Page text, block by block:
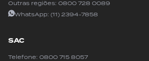
Outras regiões: 0800 728 0089
WhatsApp: (11) 2394-7858
SAC
Telefone: 0800 715 8057